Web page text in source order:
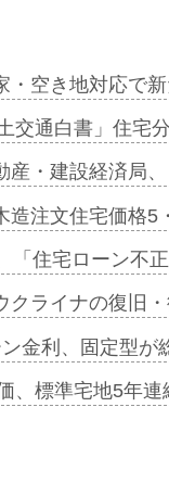
・空き地対応で
交通白書」住
産・建設経済局
造注文住宅価格
「住宅ローン不
クライナの復旧
金利、固定型
、標準宅地5年